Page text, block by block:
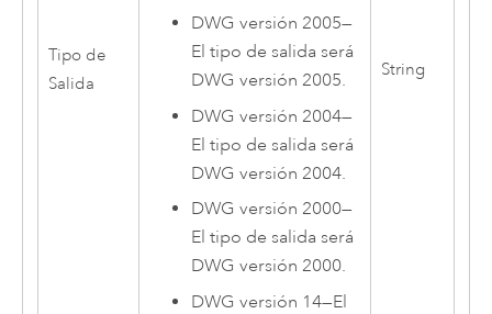
Tipo de
Salida
DWG versión 2005—
El tipo de salida será
DWG versión 2005.
DWG versión 2004—
El tipo de salida será
DWG versión 2004.
DWG versión 2000—
El tipo de salida será
DWG versión 2000.
DWG versión 14—El
String